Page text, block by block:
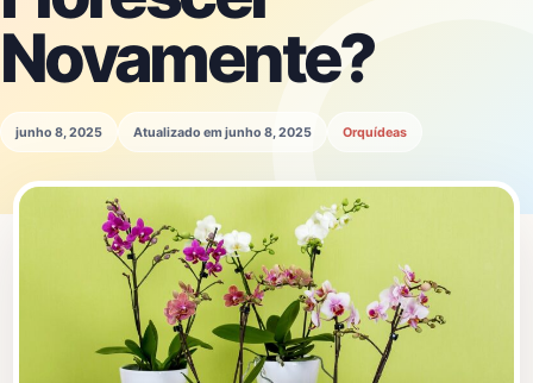
Novamente?
junho 8, 2025 Atualizado em junho 8, 2025 Orquídeas